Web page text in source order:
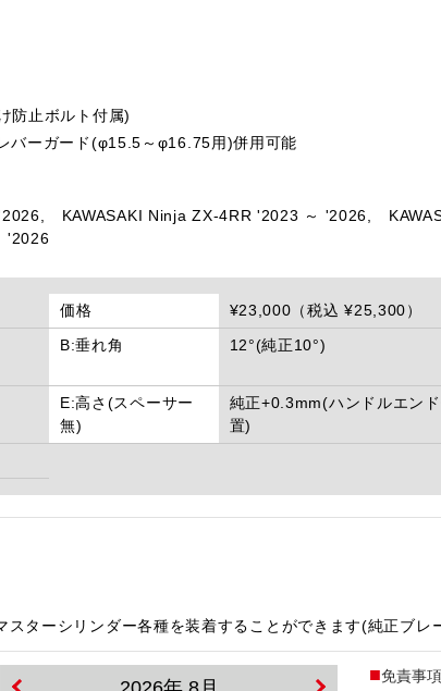
防止ボルト付属)
バーガード(φ15.5～φ16.75用)併用可能
KAWASAKI Ninja ZX-4RR '2023 ～ '2026,
'2026
価格 ¥23,000（税込 ¥25,300）
B:垂れ角 12°(純正10°)
E:高さ(スペーサー
無)
純正+0.3mm(ハンドルエン
置)
ターシリンダー各種を装着することができます(純正ブレ
免責事項